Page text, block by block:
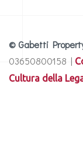
© Gabetti
03650800158 |
Cultura della